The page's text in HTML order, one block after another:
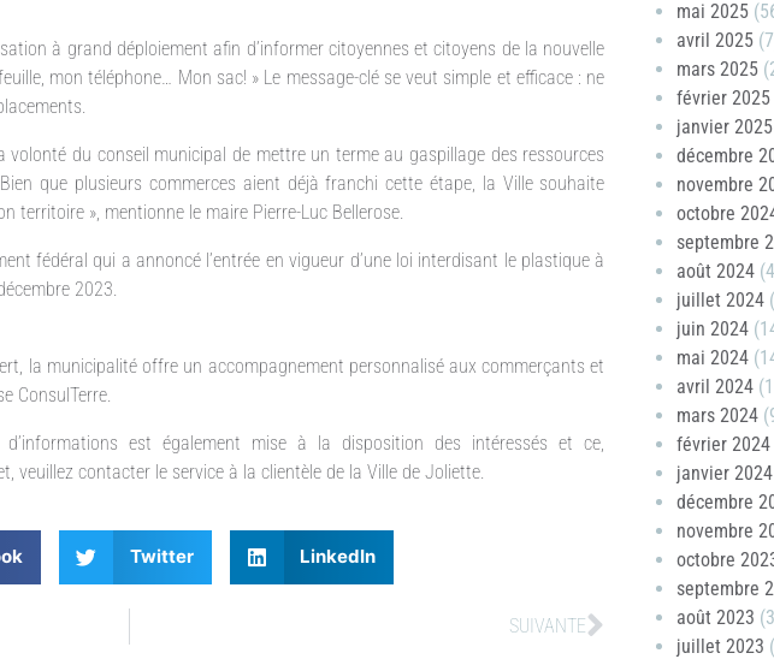
à grand déploiement afin d’informer citoyennes et citoyens de la nouvelle
mon téléphone… Mon sac! » Le message-clé se veut simple et efficace : ne
volonté du conseil municipal de mettre un terme au gaspillage des ressources
que plusieurs commerces aient déjà franchi cette étape, la Ville souhaite
territoire », mentionne le maire Pierre-Luc Bellerose.
fédéral qui a annoncé l’entrée en vigueur d’une loi interdisant le plastique à
2023.
la municipalité offre un accompagnement personnalisé aux commerçants et
ConsulTerre.
est également mise à la disposition des intéressés et ce,
veuillez contacter le service à la clientèle de la Ville de Joliette.
Twitter LinkedIn
SUIVANTE
mai 2025
avril 2025
mars 2025
février 2025
janvier 2025
décembre
novembre
octobre
septembre
août 2024
juillet 2024
juin 2024
mai 2024
avril 2024
mars 2024
février 2024
janvier 2024
décembre
novembre
octobre
septembre
août 2023
juillet 2023